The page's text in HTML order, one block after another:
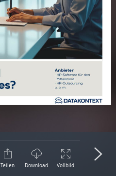
Teilen Download Vollbild